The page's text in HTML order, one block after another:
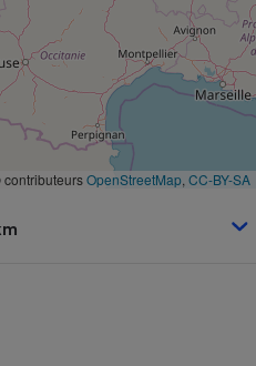
OpenStreetMap CC-BY-SA
Complément
alimentaire
Assurance emprunteur
Petit électroménager -
Mutuelle